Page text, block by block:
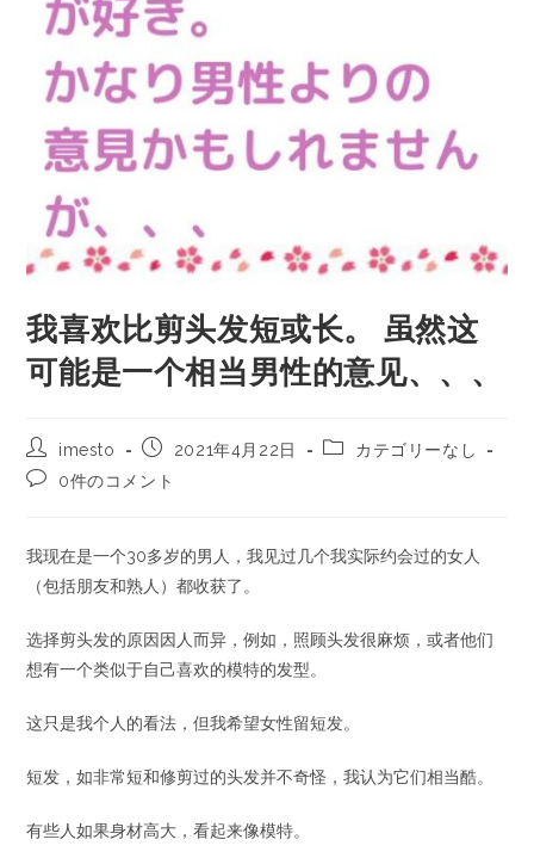
我喜欢比剪头发短或长。 虽然这
可能是一个相当男性的意见、、、
imesto 2021年4月22日
カテゴリーなし
0件のコメント
我现在是一个30多岁的男人，我见过几个我实际约会过的女人
（包括朋友和熟人）都收获了。
选择剪头发的原因因人而异，例如，照顾头发很麻烦，或者他们
想有一个类似于自己喜欢的模特的发型。
这只是我个人的看法，但我希望女性留短发。
短发，如非常短和修剪过的头发并不奇怪，我认为它们相当酷。
有些人如果身材高大，看起来像模特。